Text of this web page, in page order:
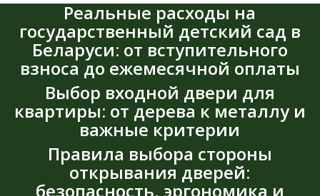
Реальные расходы на
государственный детский сад в
Беларуси: от вступительного
взноса до ежемесячной оплаты
Выбор входной двери для
квартиры: от дерева к металлу и
важные критерии
Правила выбора стороны
открывания дверей:
безопасность, эргономика и